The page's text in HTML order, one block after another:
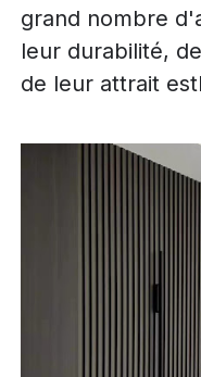
grand nombre
leur durabilité,
de leur attrait